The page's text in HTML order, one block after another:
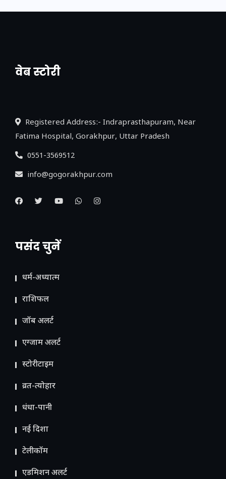
वेब स्टोरी
नया एक्सप्रेसवे: पूर्वांचल का लक, डेवलपमेंट का
Registered Address:- Indraprasthapuram, Near
Fatima Hospital, Gorakhpur, Uttar Pradesh
0551-3569512
info@gogorakhpur.com
पसंद चुनें
धर्म-अध्यात्म
राशिफल
जॉब अलर्ट
एग्जाम अलर्ट
स्टोरीटाइम
व्रत-त्योहार
धंधा-पानी
नई दिशा
टेलीकॉम
ए​डमिशन अलर्ट